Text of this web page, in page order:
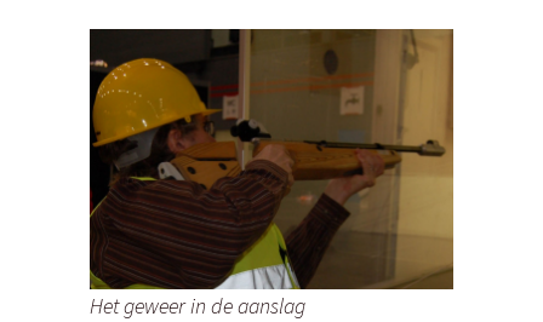
Het geweer in de aanslag